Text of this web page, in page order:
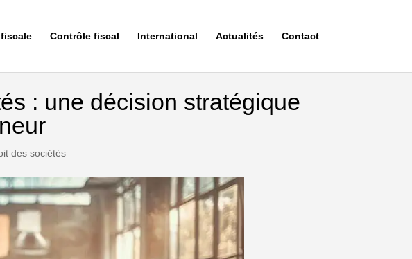
Contrôle fiscal International Actualités Contact
: une décision stratégique
des sociétés